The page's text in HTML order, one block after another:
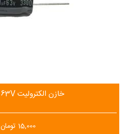
خازن الکترولیت 3300UF 63V
15,000 تومان